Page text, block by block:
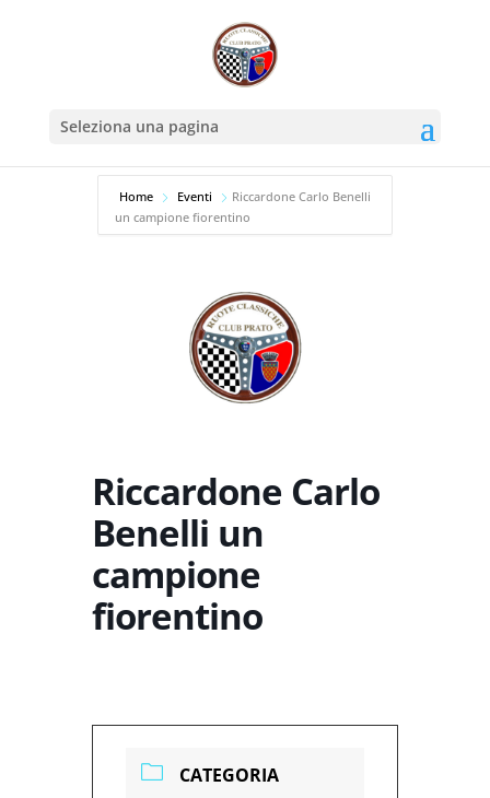
Seleziona una pagina
Home Eventi
Riccardone Carlo Benelli
un campione fiorentino
Riccardone Carlo
Benelli un
campione
fiorentino
CATEGORIA